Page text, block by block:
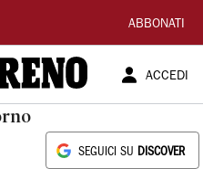
ABBONATI
ACCEDI
SEGUICI SU DISCOVER